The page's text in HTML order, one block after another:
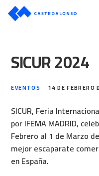
SICUR 2024
EVENTOS 14 DE FEBRERO
SICUR, Feria
por IFEMA MADRID,
Febrero al 1 de Marzo
mejor escaparate
en España.